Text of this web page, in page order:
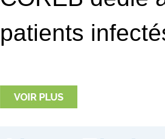
patients